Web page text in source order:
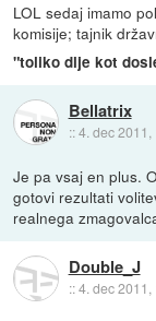
LOL sedaj imamo
komisije; tajnik
"toliko dlje kot
Bellatrix
::4. dec 2011,
Je pa vsaj en plus.
gotovi rezultati
realnega
Double_J
::4. dec 2011,